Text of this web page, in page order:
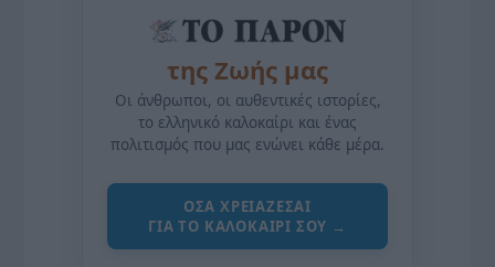
της Ζωής μας
Οι άνθρωποι, οι αυθεντικές ιστορίες,
το ελληνικό καλοκαίρι και ένας
πολιτισμός που μας ενώνει κάθε μέρα.
ΌΣΑ ΧΡΕΙΆΖΕΣΑΙ
ΓΙΑ ΤΟ ΚΑΛΟΚΑΊΡΙ ΣΟΥ →